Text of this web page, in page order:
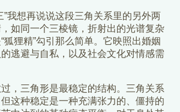
”我想再说说这段三角关系里的另外两
如同一个三棱镜，折射出的光谱复杂
狐狸精”勾引那么简单。它映照出婚姻
逃避与自私，以及社会文化对情感需
，三角形是最稳定的结构。三角关系
这种稳定是一种充满张力的、僵持的